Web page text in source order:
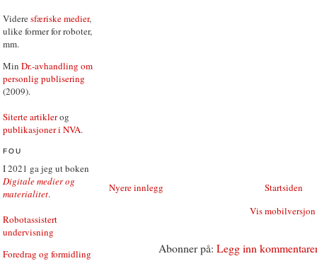
Videresfæriske medier,
ulike former for roboter,
mm.
Min Dr.-avhandling om
personlig publisering
(2009).
Siterte artiklerog
publikasjoner i NVA.
FOU
I 2021 ga jeg ut boken
Digitale medier og
materialitet.
Robotassistert
undervisning
Foredrag og formidling
Nyere innlegg
Startsiden
Vis mobilversjon
Abonner på: Legg inn